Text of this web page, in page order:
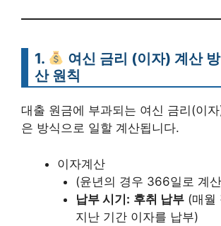
1.
여신 금리 (이자) 계산
산 원칙
대출 원금에 부과되는 여신 금리(이
은 방식으로 일할 계산됩니다.
이자계산
(윤년의 경우 366일로 계
납부 시기: 후취 납부(매월
지난 기간 이자를 납부)